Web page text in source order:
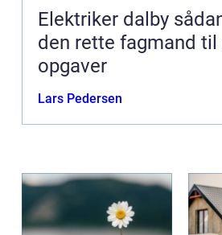
Elektriker dalby sådan vælger du
den rette fagmand til
opgaver
Lars Pedersen